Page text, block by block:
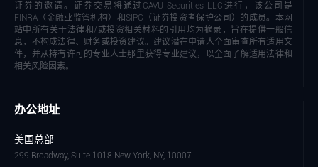
证券的邀请。证券交易将通过CAVU Securities LLC进行，该公司是
FINRA（金融业监管机构）和SIPC（证券投资者保护公司）的成员。本网
站中所有关于法律和/或投资相关材料的引用均为摘录，旨在提供一般信
息，不构成法律、财务或投资建议。建议潜在申请人全面审查所有适用文
件，并从持有许可的专业人士那里获得专业建议，以全面了解适用法律和
相关风险因素。
办公地址
美国总部
299 Broadway, Suite 1018 New York, NY, 10007